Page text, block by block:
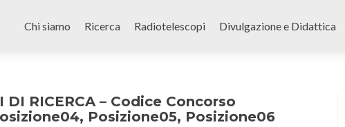
to
Chi siamo Ricerca Radiotelescopi Divulgazione e Didattica
DI RICERCA – Codice Concorso
Posizione05, Posizione06